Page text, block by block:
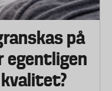
på
egentligen